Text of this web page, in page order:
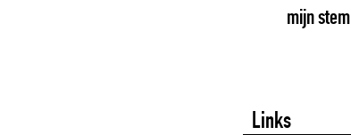
mijn stem
Links